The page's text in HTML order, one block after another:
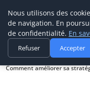
Prospection Pro
Accueil
Connaissances
Comment améliorer sa
Nous utilisons des
de navigation. En
de confidentialité. En
Refuser Accepter